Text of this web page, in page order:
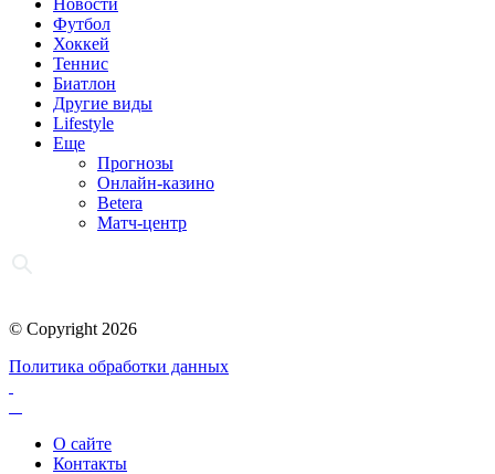
Новости
Футбол
Хоккей
Теннис
Биатлон
Другие виды
Lifestyle
Еще
Прогнозы
Онлайн-казино
Betera
Матч-центр
© Copyright 2026
Политика обработки данных
О сайте
Контакты